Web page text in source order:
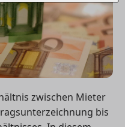
zwischen Mieter
bis